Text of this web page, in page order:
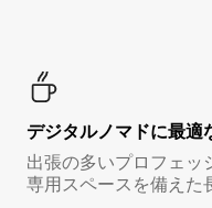
デジタルノマド⁠に最⁠適⁠
出張の多いプロフェ
専用スペースを備えた